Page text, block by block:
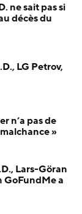
ne sait pas si
décès du
LG Petrov,
n’a pas de
»
Lars-Göran
GoFundMe a